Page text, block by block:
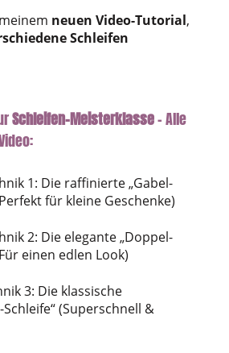
neuen Video-Tutorial,
Schleifen
Schleifen-Meisterklasse– Alle
1: Die raffinierte „Gabel-
für kleine Geschenke)
2: Die elegante „Doppel-
einen edlen Look)
3: Die klassische
Schleife“ (Superschnell &